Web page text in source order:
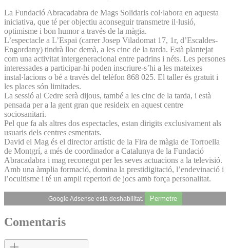
La Fundació Abracadabra de Mags Solidaris col·labora en aquesta
iniciativa, que té per objectiu aconseguir transmetre il·lusió,
optimisme i bon humor a través de la màgia.
L’espectacle a L’Espai (carrer Josep Viladomat 17, 1r, d’Escaldes-
Engordany) tindrà lloc demà, a les cinc de la tarda. Està plantejat
com una activitat intergeneracional entre padrins i néts. Les persones
interessades a participar-hi poden inscriure-s’hi a les mateixes
instal·lacions o bé a través del telèfon 868 025. El taller és gratuït i
les places són limitades.
La sessió al Cedre serà dijous, també a les cinc de la tarda, i està
pensada per a la gent gran que resideix en aquest centre
sociosanitari.
Pel que fa als altres dos espectacles, estan dirigits exclusivament als
usuaris dels centres esmentats.
David el Mag és el director artístic de la Fira de màgia de Torroella
de Montgrí, a més de coordinador a Catalunya de la Fundació
Abracadabra i mag reconegut per les seves actuacions a la televisió.
Amb una àmplia formació, domina la prestidigitació, l’endevinació i
l’ocultisme i té un ampli repertori de jocs amb força personalitat.
Google Adsense està deshabilitat. Permetre
Comentaris